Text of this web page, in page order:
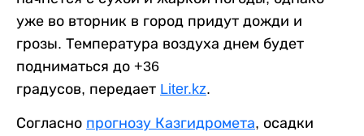
уже во вторник в город придут дожди и
грозы. Температура воздуха днем будет
подниматься до +36
градусов, передает Liter.kz.
Согласно прогнозу Казгидромета, осадки